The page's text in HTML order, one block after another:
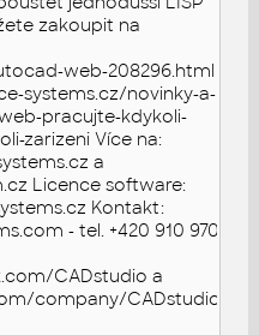
zakoupit na
web-208296.html
systems.cz/novinky-a-
pracujte-kdykoli-
zarizeni Více na:
a
Licence software:
Kontakt:
- tel. +420 910 970
CADstudio a
company/CADstudio